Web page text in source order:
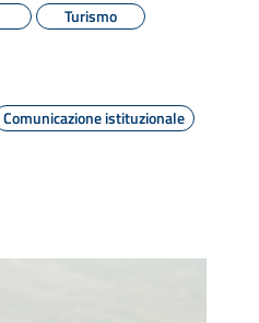
Turismo
Comunicazione istituzionale